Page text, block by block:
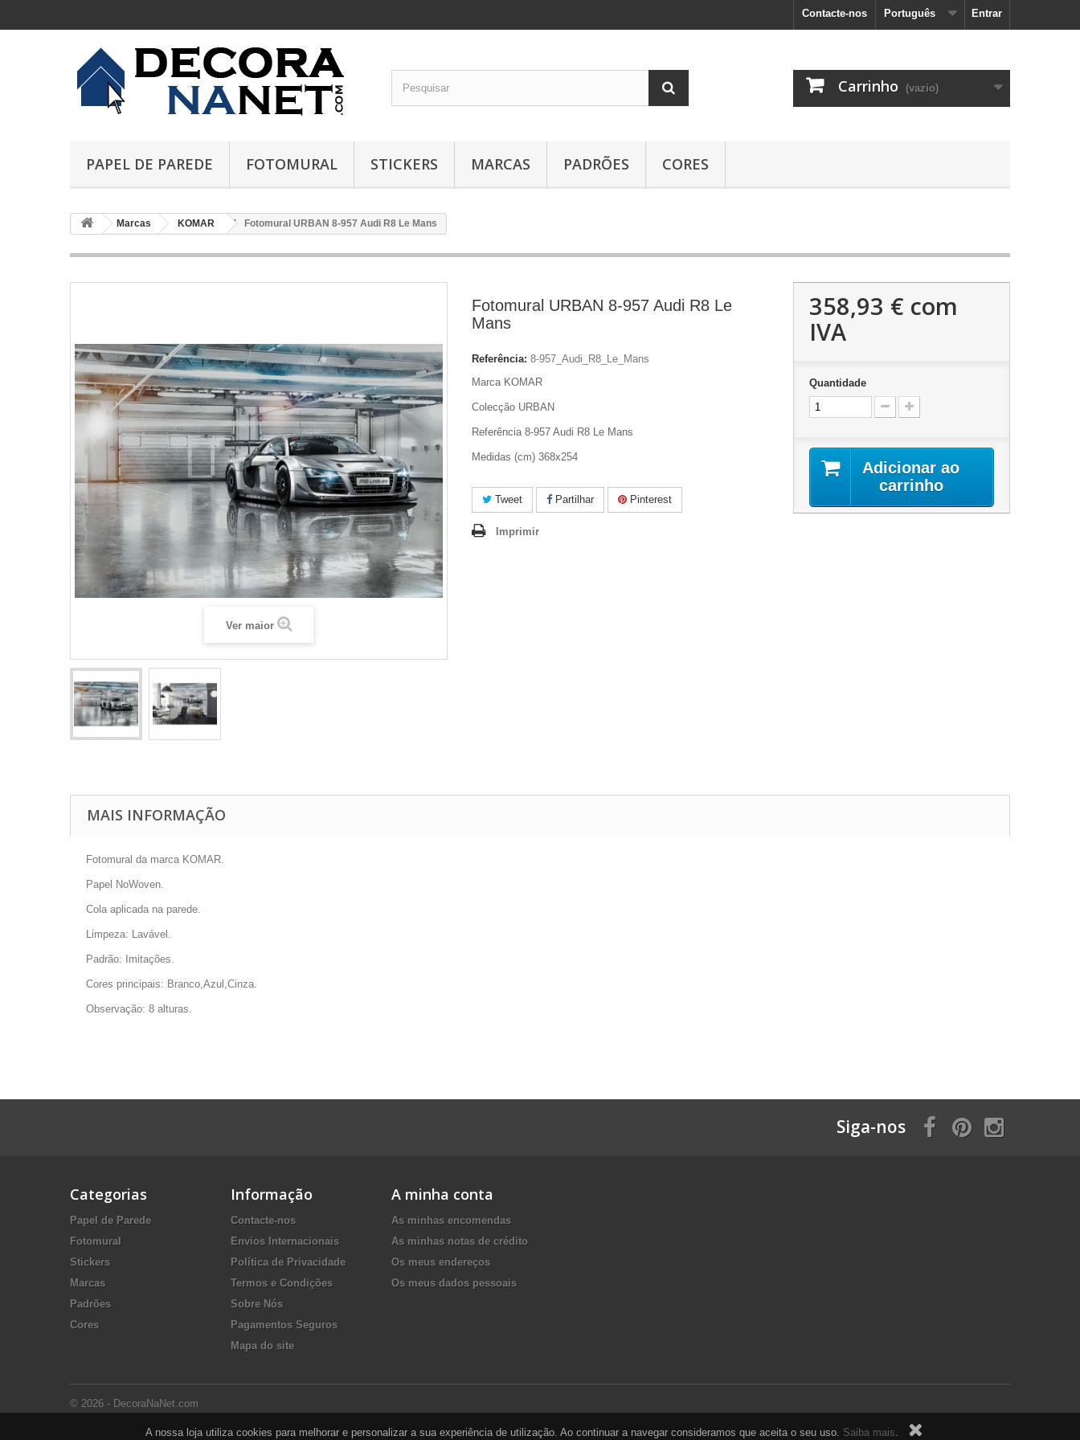
Entrar
Português
Contacte-nos
Carrinho (vazio)
PAPEL DE PAREDE FOTOMURAL STICKERS MARCAS PADRÕES CORES
Marcas KOMAR Fotomural URBAN 8-957 Audi R8 Le Mans
Ver maior
Fotomural URBAN 8-957 Audi R8 Le
Mans
Referência: 8-957_Audi_R8_Le_Mans
Marca KOMAR
Colecção URBAN
Referência 8-957 Audi R8 Le Mans
Medidas (cm) 368x254
Tweet Partilhar Pinterest
Imprimir
358,93 € com
IVA
Quantidade
Adicionar ao
carrinho
MAIS INFORMAÇÃO
Fotomural da marca KOMAR.
Papel NoWoven.
Cola aplicada na parede.
Limpeza: Lavável.
Padrão: Imitações.
Cores principais: Branco,Azul,Cinza.
Observação: 8 alturas.
Siga-nos
Categorias
Papel de Parede
Fotomural
Stickers
Marcas
Padrões
Cores
Informação
Contacte-nos
Envios Internacionais
Política de Privacidade
Termos e Condições
Sobre Nós
Pagamentos Seguros
Mapa do site
© 2026 - DecoraNaNet.com
A minha conta
As minhas encomendas
As minhas notas de crédito
Os meus endereços
Os meus dados pessoais
A nossa loja utiliza cookies para melhorar e personalizar a sua experiência de utilização. Ao continuar a navegar consideramos que aceita o seu uso. Saiba mais.